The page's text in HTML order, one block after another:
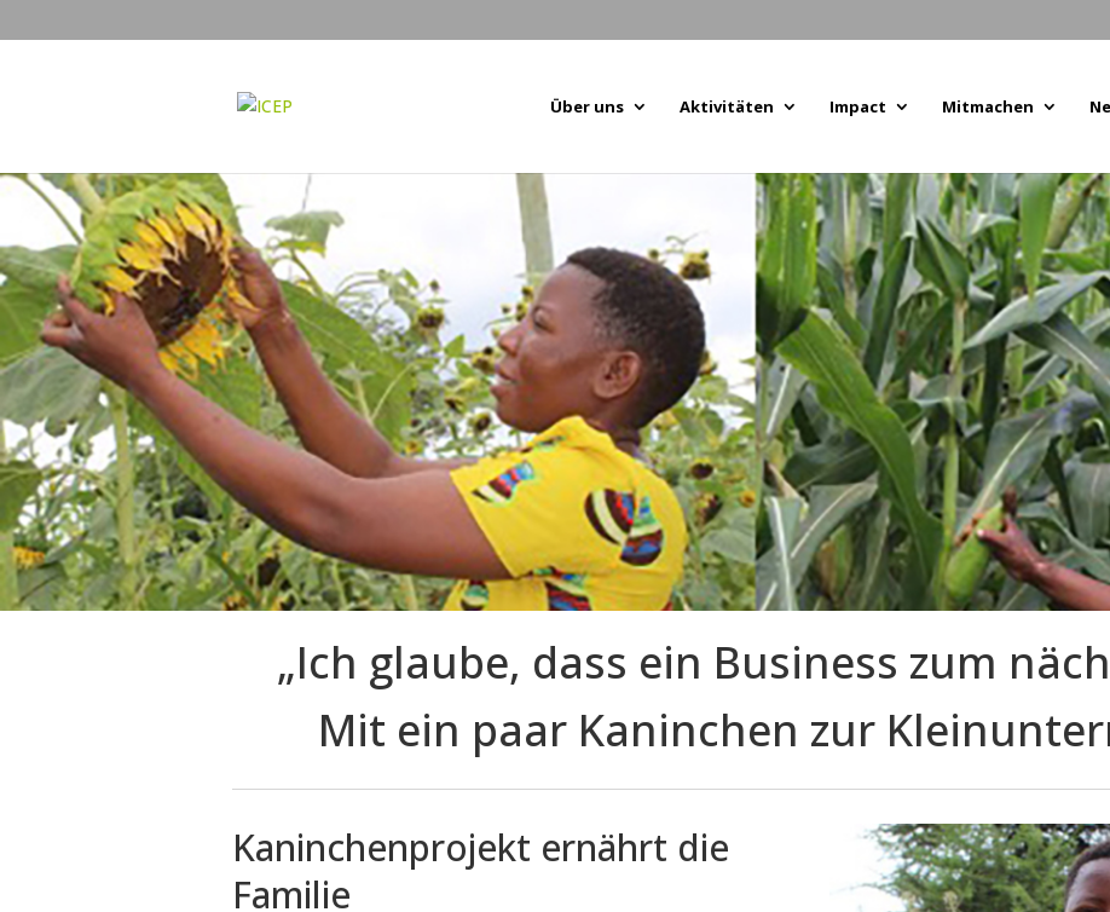
Über uns Aktivitäten Impact Mitmachen
„Ich glaube, dass ein Business zum
Mit ein paar Kaninchen zur
Kaninchenprojekt ernährt die
Familie